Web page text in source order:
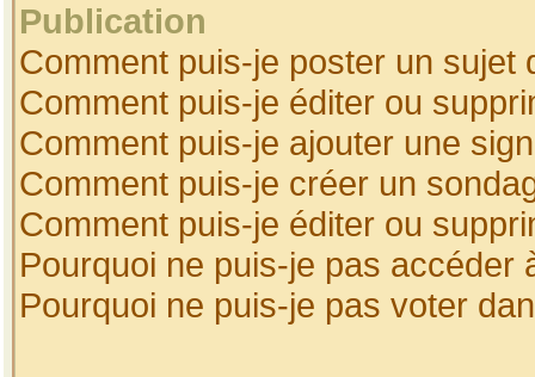
Publication
Comment puis-je poster un sujet
Comment puis-je éditer ou
Comment puis-je ajouter une
Comment puis-je créer un
Comment puis-je éditer ou
Pourquoi ne puis-je pas accéder
Pourquoi ne puis-je pas voter